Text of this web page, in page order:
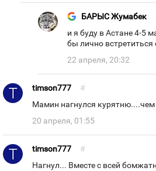
БАРЫС Жумабек
и я буду в Астане 4-5
бы лично встретиться
22 апреля, 20:32
timson777 #
Мамин нагнулся
20 апреля, 01:55
timson777 #
Нагнул... Вместе с всей